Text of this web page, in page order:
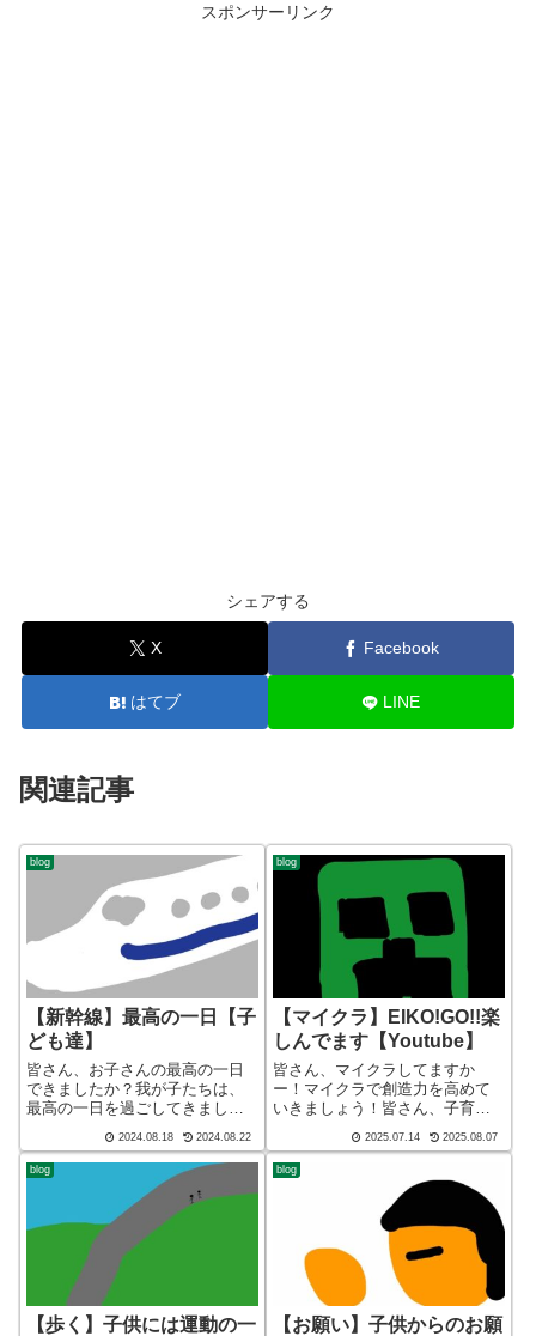
スポンサーリンク
シェアする
X Facebook
はてブ LINE
関連記事
blog
【新幹線】最高の一日【子
ども達】
皆さん、お子さんの最高の一日
できましたか？我が子たちは、
最高の一日を過ごしてきました
ブログ ショート バージョン
（blog short ver）こんばんわ、
迷答座布団ブログの運営をして
いるざぶ(@meitou_z...
2024.08.18 2024.08.22
blog
【マイクラ】EIKO!GO!!楽
しんでます【Youtube】
皆さん、マイクラしてますか
ー！マイクラで創造力を高めて
いきましょう！皆さん、子育て
ト バージョン（blog short
ver）こんばんわ、迷答座布団ブ
ログの運営をしているざぶ
(@meitou_zabuton)で...
2025.07.14 2025.08.07
blog
【歩く】子供には運動の一
blog
【お願い】子供からのお願